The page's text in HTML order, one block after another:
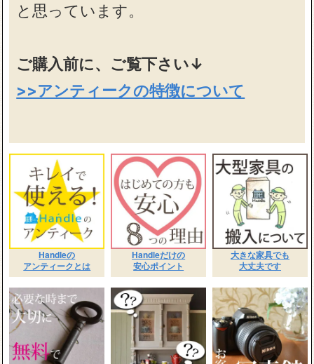
と思っています。
ご購入前に、ご覧下さい↓
>>アンティークの特徴について
Handleの
アンティークとは
Handleだけの
安心ポイント
大きな家具でも
大丈夫です